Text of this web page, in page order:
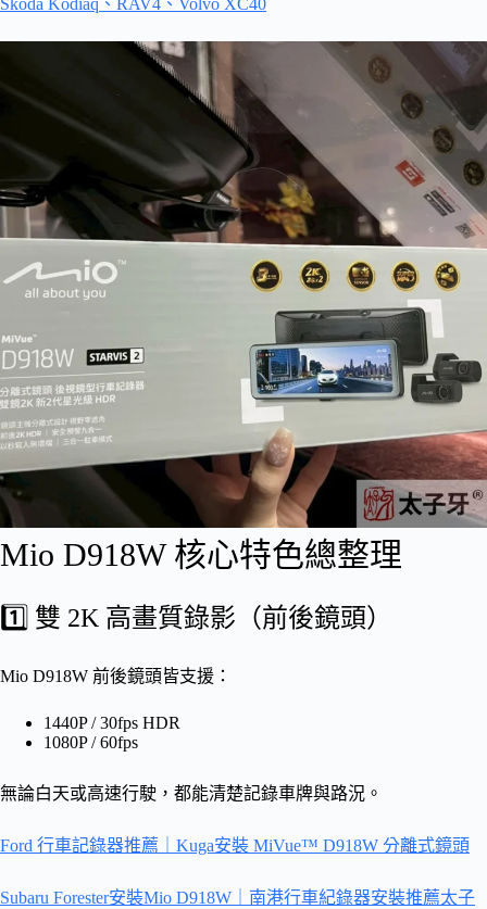
Skoda Kodiaq、RAV4、Volvo XC40
Mio D918W 核心特色總整理
1️⃣ 雙 2K 高畫質錄影（前後鏡頭）
Mio D918W 前後鏡頭皆支援：
1440P / 30fps HDR
1080P / 60fps
無論白天或高速行駛，都能清楚記錄車牌與路況。
Ford 行車記錄器推薦｜Kuga安裝 MiVue™ D918W 分離式鏡頭
Subaru Forester安裝Mio D918W｜南港行車紀錄器安裝推薦太子